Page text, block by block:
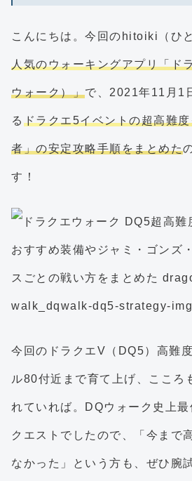
こんにちは。今回のhitoiki（ひ
人気のウォーキングアプリ「ド
ウォーク）」で、2021年11月1
る ドラクエ5イベントの超高難
者」の安定攻略手順をまとめた
す！
今回のドラクエV（DQ5）高難
ル80付近まで育て上げ、こころ
れていれば。DQウォーク史上
クエストでしたので、「今まで
なかった」という方も、ぜひ腕